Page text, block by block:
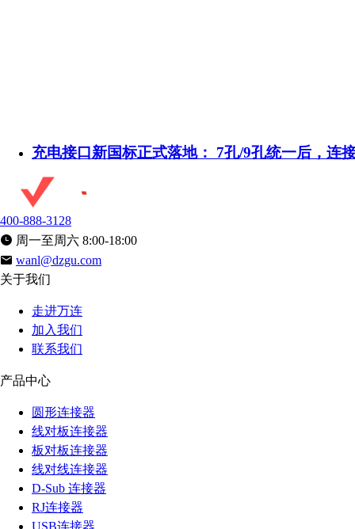
充电接口新国标正式落地： 7孔/9孔统一后，连
400-888-3128
周一至周六 8:00-18:00
wanl@dzgu.com
关于我们
走进万连
加入我们
联系我们
产品中心
圆形连接器
线对板连接器
板对板连接器
线对线连接器
D-Sub 连接器
RJ连接器
USB连接器